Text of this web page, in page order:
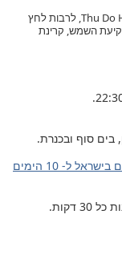
תחזית מזג האוויר בהאנוי, ל- 10 ימים הקרובים בThu Do Ha Noi, לרבות לחץ
השמש, קרינת
סוף ובכנרת.
מזג האוויר ב- 203 ערים ויישובים בישראל ל- 10 הימים
דקות.